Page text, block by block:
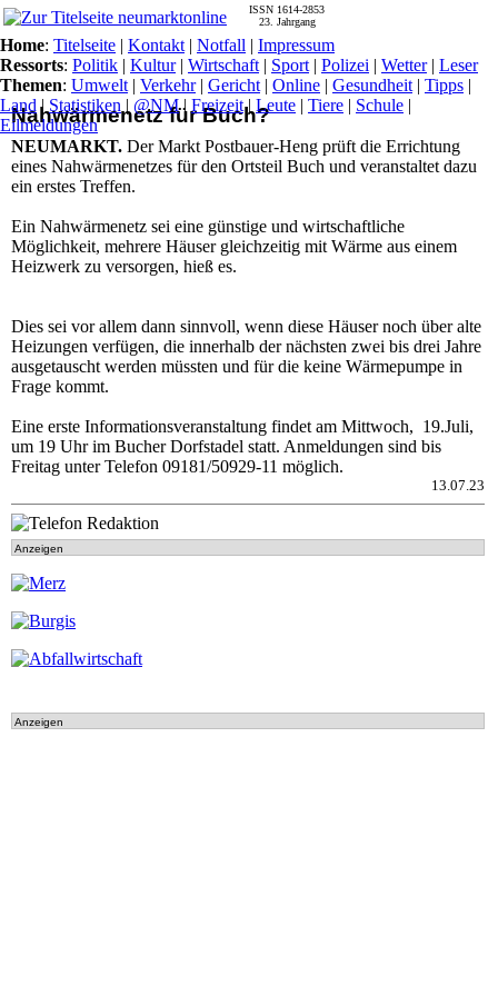
Nahwärmenetz für Buch?
NEUMARKT. Der Markt Postbauer-Heng prüft die Errichtung
eines Nahwärmenetzes für den Ortsteil Buch und veranstaltet dazu
ein erstes Treffen.
Ein Nahwärmenetz sei eine günstige und wirtschaftliche
Möglichkeit, mehrere Häuser gleichzeitig mit Wärme aus einem
Heizwerk zu versorgen, hieß es.
Dies sei vor allem dann sinnvoll, wenn diese Häuser noch über alte
Heizungen verfügen, die innerhalb der nächsten zwei bis drei Jahre
ausgetauscht werden müssten und für die keine Wärmepumpe in
Frage kommt.
Eine erste Informationsveranstaltung findet am Mittwoch, 19.Juli,
um 19 Uhr im Bucher Dorfstadel statt. Anmeldungen sind bis
Freitag unter Telefon 09181/50929-11 möglich.
13.07.23
Anzeigen
Anzeigen
ISSN 1614-2853
23. Jahrgang
Home: Titelseite | Kontakt | Notfall | Impressum
Ressorts: Politik | Kultur| Wirtschaft | Sport | Polizei | Wetter| Leser
Themen: Umwelt | Verkehr| Gericht | Online | Gesundheit | Tipps |
Land | Statistiken | @NM| Freizeit| Leute | Tiere | Schule |
Eilmeldungen